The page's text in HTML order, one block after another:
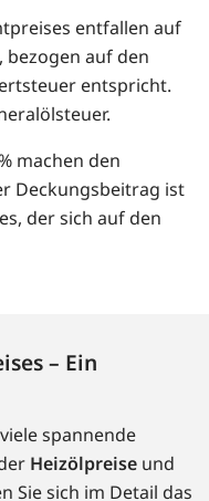
entfallen auf
bezogen auf den
entspricht.
machen den
Deckungsbeitrag ist
der sich auf den
– Ein
spannende
Heizölpreise und
Sie sich im Detail das